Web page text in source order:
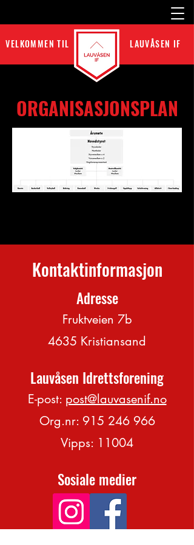
VELKOMMEN TIL LAUVÅSEN IF
ORGANISASJONSPLAN
Kontaktinformasjon
Adresse
Fruktveien 7b
4635 Kristiansand
Lauvåsen Idrettsforening
E-post: post@lauvasenif.no
Org.nr: 915 246 966
Vipps: 11004
Sosiale medier